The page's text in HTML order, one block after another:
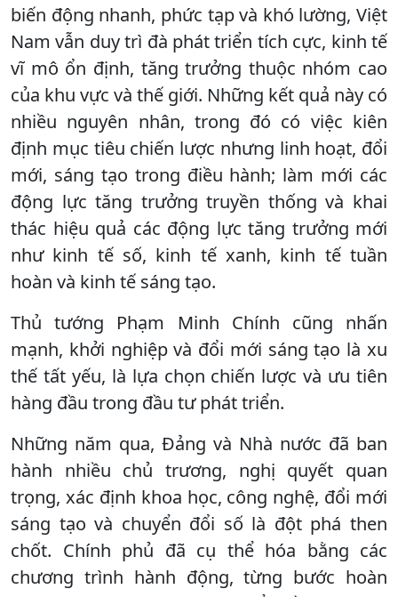
biến động nhanh, phức tạp và khó lường, Việt
Nam vẫn duy trì đà phát triển tích cực, kinh tế
vĩ mô ổn định, tăng trưởng thuộc nhóm cao
của khu vực và thế giới. Những kết quả này có
nhiều nguyên nhân, trong đó có việc kiên
định mục tiêu chiến lược nhưng linh hoạt, đổi
mới, sáng tạo trong điều hành; làm mới các
động lực tăng trưởng truyền thống và khai
thác hiệu quả các động lực tăng trưởng mới
như kinh tế số, kinh tế xanh, kinh tế tuần
hoàn và kinh tế sáng tạo.
Thủ tướng Phạm Minh Chính cũng nhấn
mạnh, khởi nghiệp và đổi mới sáng tạo là xu
thế tất yếu, là lựa chọn chiến lược và ưu tiên
hàng đầu trong đầu tư phát triển.
Những năm qua, Đảng và Nhà nước đã ban
hành nhiều chủ trương, nghị quyết quan
trọng, xác định khoa học, công nghệ, đổi mới
sáng tạo và chuyển đổi số là đột phá then
chốt. Chính phủ đã cụ thể hóa bằng các
chương trình hành động, từng bước hoàn